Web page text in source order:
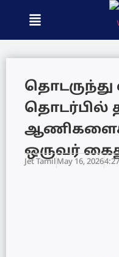
தொடருந்து
தொடர்பில்
ஆணிகளைக்
ஒருவர்
Jet TamilMay 16, 2026